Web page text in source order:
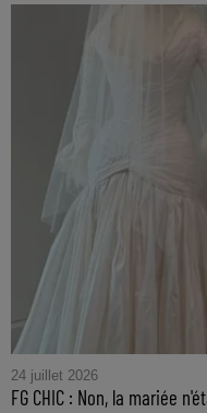
24 juillet 2026
FG CHIC : Non, la mariée